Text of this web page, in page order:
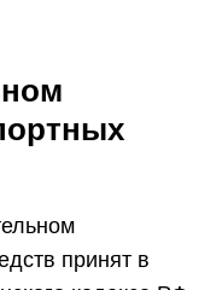
принят в